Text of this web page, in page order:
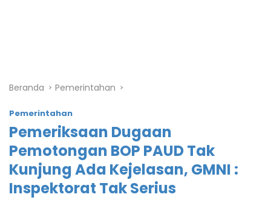
Beranda Pemerintahan
Pemerintahan
Pemeriksaan Dugaan
Pemotongan BOP PAUD Tak
Kunjung Ada Kejelasan, GMNI :
Inspektorat Tak Serius